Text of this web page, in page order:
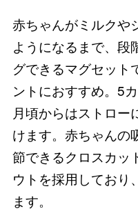
赤ちゃんがミルクや
ようになるまで、段
グできるマグセット
ントにおすすめ。5
月頃からはストロー
けます。赤ちゃんの
節できるクロスカッ
ウトを採用しており
ます。